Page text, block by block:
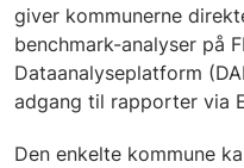
giver kommunerne
benchmark-analyser på
Dataanalyseplatform
adgang til rapporter via
Den enkelte kommune